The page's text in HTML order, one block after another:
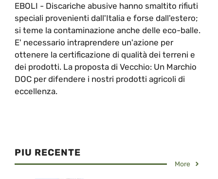
EBOLI - Discariche abusive hanno smaltito rifiuti
speciali provenienti dall'Italia e forse dall'estero;
si teme la contaminazione anche delle eco-balle.
E' necessario intraprendere un'azione per
ottenere la certificazione di qualità dei terreni e
dei prodotti. La proposta di Vecchio: Un Marchio
DOC per difendere i nostri prodotti agricoli di
eccellenza.
PIU RECENTE
More